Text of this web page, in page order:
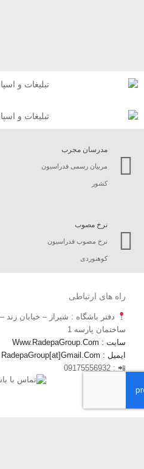
مدرسان مجرب
مربیان رسمی فدراسیون
نرخ مصوب
نرخ مصوب فدراسیون
کوهنوردی
راه های ارتباطی
دفتر باشگاه : شیراز – خیابان زند –
ساختمان پارسه 1
سایت : Www.RadepaGroup.Com
ایمیل : RadepaGroup[at]Gmail.Com